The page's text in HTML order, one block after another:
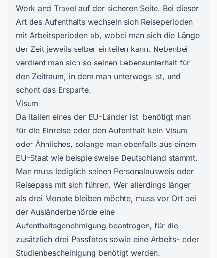
Work and Travel auf der sicheren Seite. Bei dieser
Art des Aufenthalts wechseln sich Reiseperioden
mit Arbeitsperioden ab, wobei man sich die Länge
der Zeit jeweils selber einteilen kann. Nebenbei
verdient man sich so seinen Lebensunterhalt für
den Zeitraum, in dem man unterwegs ist, und
schont das Ersparte.
Visum
Da Italien eines der EU-Länder ist, benötigt man
für die Einreise oder den Aufenthalt kein Visum
oder Ähnliches, solange man ebenfalls aus einem
EU-Staat wie beispielsweise Deutschland stammt.
Man muss lediglich seinen Personalausweis oder
Reisepass mit sich führen. Wer allerdings länger
als drei Monate bleiben möchte, muss vor Ort bei
der Ausländerbehörde eine
Aufenthaltsgenehmigung beantragen, für die
zusätzlich drei Passfotos sowie eine Arbeits- oder
Studienbescheinigung benötigt werden.